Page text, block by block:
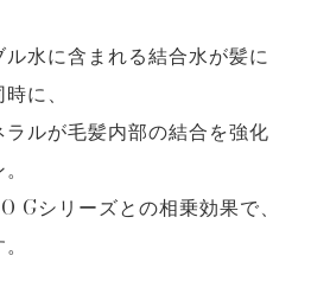
水に含まれる結合水が髪に
に、
ルが毛髪内部の結合を強化
Gシリーズとの相乗効果で、